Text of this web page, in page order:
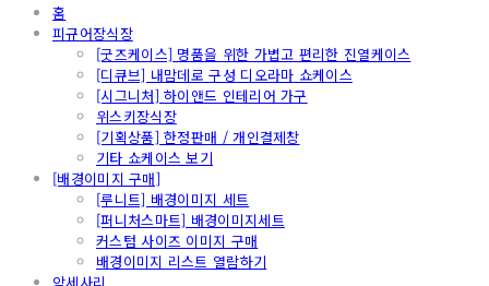
홈
피규어장식장
[굿즈케이스] 명품을 위한 가볍고 편리한 진열케이스
[디큐브] 내맘데로 구성 디오라마 쇼케이스
[시그니처] 하이앤드 인테리어 가구
위스키장식장
[기획상품] 한정판매 / 개인결제창
기타 쇼케이스 보기
[배경이미지 구매]
[루니트] 배경이미지 세트
[퍼니처스마트] 배경이미지세트
커스텀 사이즈 이미지 구매
배경이미지 리스트 열람하기
악세사리